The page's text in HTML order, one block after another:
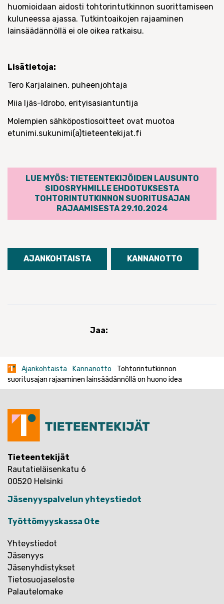
huomioidaan aidosti tohtorintutkinnon suorittamiseen
kuluneessa ajassa. Tutkintoaikojen rajaaminen
lainsäädännöllä ei ole oikea ratkaisu.
Lisätietoja:
Tero Karjalainen, puheenjohtaja
Miia Ijäs-Idrobo, erityisasiantuntija
Molempien sähköpostiosoitteet ovat muotoa
etunimi.sukunimi(a)tieteentekijat.fi
LUE MYÖS: TIETEENTEKIJÖIDEN LAUSUNTO
SIDOSRYHMILLE EHDOTUKSESTA
TOHTORINTUTKINNON SUORITUSAJAN
RAJAAMISESTA 29.10.2024
AJANKOHTAISTA KANNANOTTO
Jaa:
Ajankohtaista Kannanotto
Tohtorintutkinnon
suoritusajan rajaaminen lainsäädännöllä on huono idea
Tieteentekijät
Rautatieläisenkatu 6
00520 Helsinki
Jäsenyyspalvelun yhteystiedot
Työttömyyskassa Ote
Yhteystiedot
Jäsenyys
Jäsenyhdistykset
Tietosuojaseloste
Palautelomake